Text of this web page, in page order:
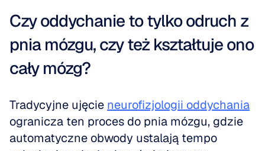
Czy oddychanie to tylko odruch z
pnia mózgu, czy też kształtuje ono
cały mózg?
Tradycyjne ujęcie neurofizjologii oddychania
ogranicza ten proces do pnia mózgu, gdzie
automatyczne obwody ustalają tempo